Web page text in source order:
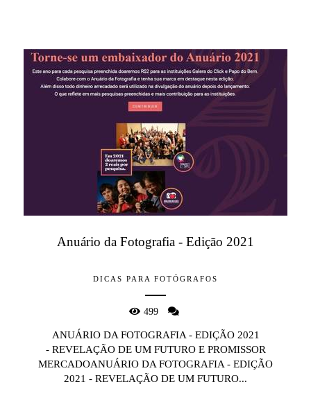
Anuário da Fotografia - Edição 2021
DICAS PARA FOTÓGRAFOS
499
ANUÁRIO DA FOTOGRAFIA - EDIÇÃO 2021
- REVELAÇÃO DE UM FUTURO E PROMISSOR
MERCADOANUÁRIO DA FOTOGRAFIA - EDIÇÃO
2021 - REVELAÇÃO DE UM FUTURO...